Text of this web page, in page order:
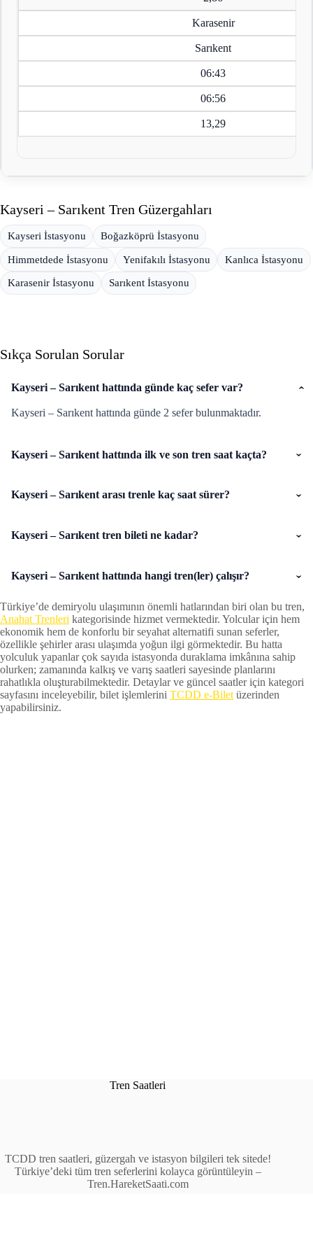
Karasenir
Sarıkent
06:43
06:56
13,29
Kayseri – Sarıkent Tren Güzergahları
Kayseri İstasyonu Boğazköprü İstasyonu
Himmetdede İstasyonu Yenifakılı İstasyonu Kanlıca İstasyonu
Karasenir İstasyonu Sarıkent İstasyonu
Sıkça Sorulan Sorular
Kayseri – Sarıkent hattında günde kaç sefer var?
Kayseri – Sarıkent hattında günde 2 sefer bulunmaktadır.
Kayseri – Sarıkent hattında ilk ve son tren saat kaçta?
Kayseri – Sarıkent arası trenle kaç saat sürer?
Kayseri – Sarıkent tren bileti ne kadar?
Kayseri – Sarıkent hattında hangi tren(ler) çalışır?
Türkiye’de demiryolu ulaşımının önemli hatlarından biri olan bu tren,
Anahat Trenleri kategorisinde hizmet vermektedir. Yolcular için hem
ekonomik hem de konforlu bir seyahat alternatifi sunan seferler,
özellikle şehirler arası ulaşımda yoğun ilgi görmektedir. Bu hatta
yolculuk yapanlar çok sayıda istasyonda duraklama imkânına sahip
olurken; zamanında kalkış ve varış saatleri sayesinde planlarını
rahatlıkla oluşturabilmektedir. Detaylar ve güncel saatler için kategori
sayfasını inceleyebilir, bilet işlemlerini TCDD e-Bilet üzerinden
yapabilirsiniz.
Tren Saatleri
TCDD tren saatleri, güzergah ve istasyon bilgileri tek sitede!
Türkiye’deki tüm tren seferlerini kolayca görüntüleyin –
Tren.HareketSaati.com